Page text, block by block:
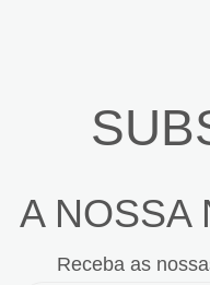
A NOSSA
Receba as